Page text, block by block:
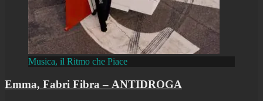
Musica, il Ritmo che Piace
Emma, Fabri Fibra – ANTIDROGA